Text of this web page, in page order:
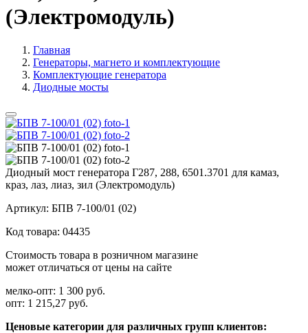
(Электромодуль)
Главная
Генераторы, магнето и комплектующие
Комплектующие генератора
Диодные мосты
Диодный мост генератора Г287, 288, 6501.3701 для камаз,
краз, лаз, лиаз, зил (Электромодуль)
Артикул: БПВ 7-100/01 (02)
Код товара: 04435
Стоимость товара в розничном магазине
может отличаться от цены на сайте
мелко-опт: 1 300 руб.
опт: 1 215,27 руб.
Ценовые категории для различных групп клиентов: